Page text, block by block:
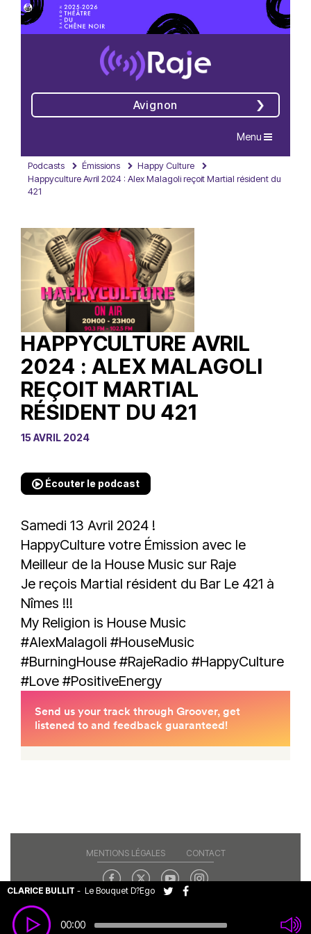
Avignon
Navigation
Menu
Podcasts Émissions
Happy Culture
Happyculture Avril 2024 : Alex Malagoli reçoit Martial résident du
421
HAPPYCULTURE AVRIL
2024 : ALEX MALAGOLI
REÇOIT MARTIAL
RÉSIDENT DU 421
15 AVRIL 2024
Écouter le podcast
Samedi 13 Avril 2024 !
HappyCulture votre Émission avec le
Meilleur de la House Music sur Raje
Je reçois Martial résident du Bar Le 421 à
Nîmes !!!
My Religion is House Music
#AlexMalagoli #HouseMusic
#BurningHouse #RajeRadio #HappyCulture
#Love #PositiveEnergy
00:00
CLARICE BULLIT - Le Bouquet D?Ego
MENTIONS LÉGALES CONTACT